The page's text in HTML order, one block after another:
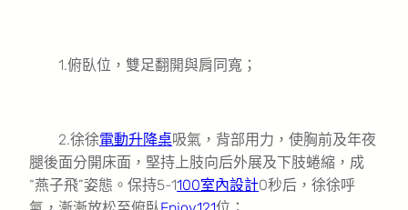
1.俯臥位，雙足翻開與肩同寬；
2.徐徐電動升降桌吸氣，背部用力，使胸前及年夜
腿後面分開床面，堅持上肢向后外展及下肢蜷縮，成
“燕子飛”姿態。保持5-1100室內設計0秒后，徐徐呼